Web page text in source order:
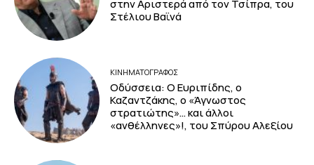
στην Αριστερά από τον Τσίπρα, του
Στέλιου Βαϊνά
ΚΙΝΗΜΑΤΟΓΡΆΦΟΣ
Οδύσσεια: Ο Ευριπίδης, ο
Καζαντζάκης, ο «Άγνωστος
στρατιώτης»… και άλλοι
«ανθέλληνες»!, του Σπύρου Αλεξίου